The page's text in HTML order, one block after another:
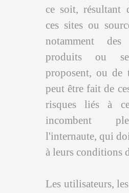
ce soit, résultant
ces sites ou
notamment des
produits ou
proposent, ou de
peut être fait de
risques liés à
incombent
l'internaute, qui
à leurs conditions
Les utilisateurs,